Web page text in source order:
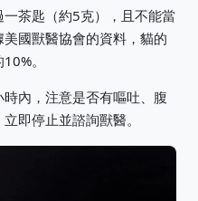
茶匙（約5克），且不能當
國獸醫協會的資料，貓的
。
內，注意是否有嘔吐、腹
即停止並諮詢獸醫。